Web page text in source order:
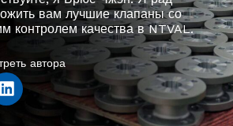
вам лучшие клапаны со
контролем качества в NTVAL.
автора
L
i